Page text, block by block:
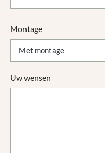
Montage
Uw wensen